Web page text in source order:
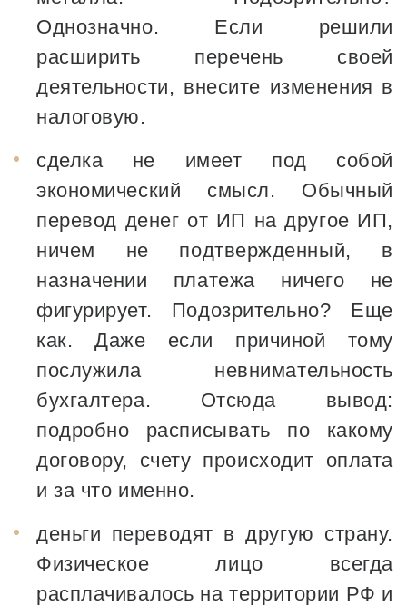
Однозначно. Если решили
расширить перечень своей
деятельности, внесите изменения в
налоговую.
сделка не имеет под собой
экономический смысл. Обычный
перевод денег от ИП на другое ИП,
ничем не подтвержденный, в
назначении платежа ничего не
фигурирует. Подозрительно? Еще
как. Даже если причиной тому
послужила невнимательность
бухгалтера. Отсюда вывод:
подробно расписывать по какому
договору, счету происходит оплата
и за что именно.
деньги переводят в другую страну.
Физическое лицо всегда
расплачивалось на территории РФ и